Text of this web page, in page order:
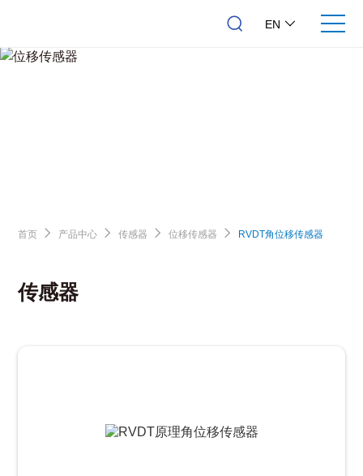
EN
首页 产品中心 传感器 位移传感器 RVDT角位移传感器
传感器